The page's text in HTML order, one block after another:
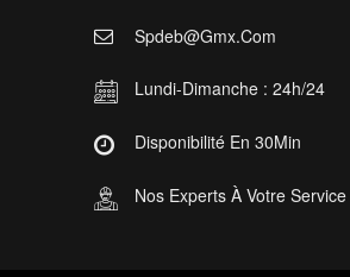
Spdeb@gmx.com
Lundi-Dimanche : 24h/24
Disponibilité En 30Min
Nos Experts À Votre Service